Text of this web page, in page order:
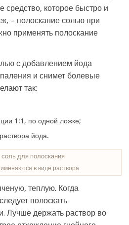
средство, которое быстро и
– полоскание солью при
применять полоскание
с добавлением йода
и снимет болевые
так:
1:1, по одной ложке;
йода.
в виде раствора
теплую. Когда
полоскать
Лучше держать раствор во